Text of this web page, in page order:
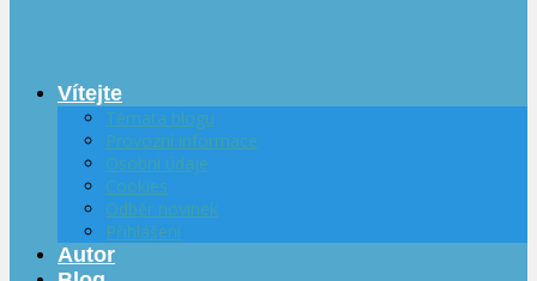
Vítejte
Témata blogu
Provozní informace
Osobní údaje
Cookies
Odběr novinek
Přihlášení
Autor